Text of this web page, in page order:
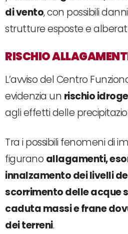
di vento, con possibili
strutture esposte e
RISCHIO
L’avviso del Centro
evidenzia un rischio
agli effetti delle
Tra i possibili fenomeni di
figurano allagamenti,
innalzamento dei livelli
scorrimento delle acque
caduta massi e frane
dei terreni.